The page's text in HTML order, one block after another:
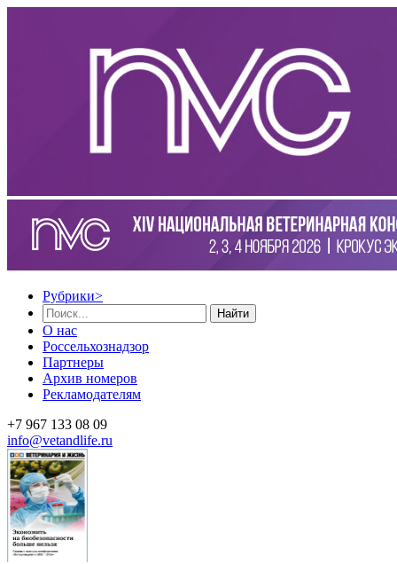
Рубрики>
Найти
О нас
Россельхознадзор
Партнеры
Архив номеров
Рекламодателям
+7 967 133 08 09
info@vetandlife.ru